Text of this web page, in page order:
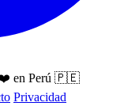
❤️ en Perú 🇵🇪
Privacidad